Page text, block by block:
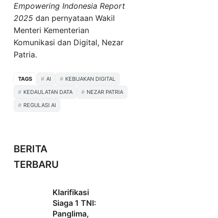
Empowering Indonesia Report
2025 dan pernyataan Wakil
Menteri Kementerian
Komunikasi dan Digital, Nezar
Patria.
TAGS AI
KEBIJAKAN DIGITAL
KEDAULATAN DATA
NEZAR PATRIA
REGULASI AI
BERITA
TERBARU
Klarifikasi
Siaga 1 TNI:
Panglima,